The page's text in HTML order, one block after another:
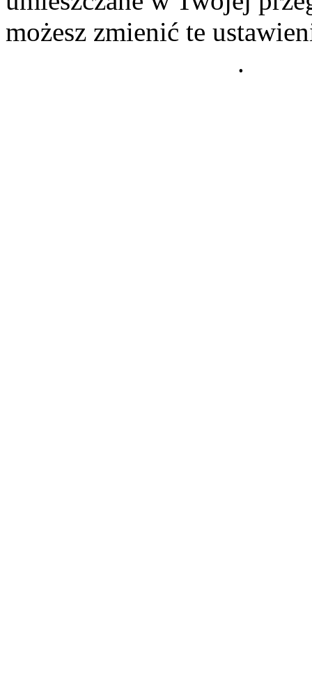
możesz zmienić te
.